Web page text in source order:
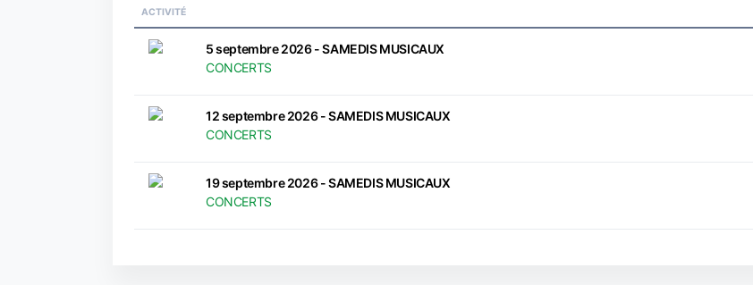
ACTIVITÉ
5 septembre 2026 - SAMEDIS MUSICAUX
CONCERTS
12 septembre 2026 - SAMEDIS MUSICAUX
CONCERTS
19 septembre 2026 - SAMEDIS MUSICAUX
CONCERTS